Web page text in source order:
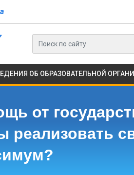
ОБ ОБРАЗОВАТЕЛЬНОЙ
от
реализовать